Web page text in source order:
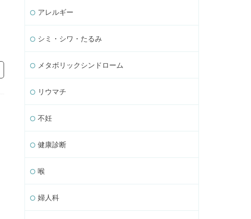
アレルギー
シミ・シワ・たるみ
メタボリックシンドローム
リウマチ
不妊
健康診断
喉
婦人科